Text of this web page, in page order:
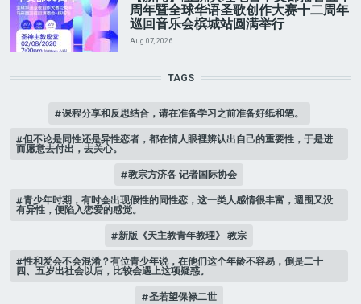
周年暨全球华语圣歌创作大赛十二周年
巡回音乐会槟城站圆满举行
Aug 07, 2026
TAGS
课程分享和反思结合，请在准备学习之前准备好纸和笔。
但不论是同性还是异性恋者，都在情人眼裡辨认出自己的重要性，于是进
而愿意去付出，去关心。
教宗方济各 记者国际协会
青少年时期，有时会出现假性的同性恋，这一类人感情很丰富，週围又没
有异性，便陷入恋爱的感觉。
新版《天主教青年教理》 教宗
性和爱会不会混淆？有位青少年说，在他们这个年龄不容易，倒是二十
四、五岁出社会以后，比较会遇上这项疑惑。
圣若望保禄二世